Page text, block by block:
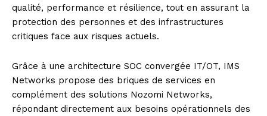
qualité, performance et résilience, tout en assurant la
protection des personnes et des infrastructures
critiques face aux risques actuels.
Grâce à une architecture SOC convergée IT/OT, IMS
Networks propose des briques de services en
complément des solutions Nozomi Networks,
répondant directement aux besoins opérationnels des